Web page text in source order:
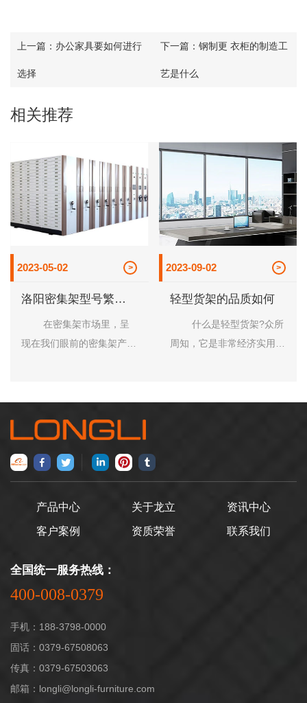
上一篇： 办公家具要如何进行
选择
下一篇： 钢制更 衣柜的制造工
艺是什么
相关推荐
2023-05-02
洛阳密集架型号繁
多，该如何选择呢
现在我们眼前的密集架产型
的好，什么样更适合我们，
几天，龙立办公家具小编就
教大家几个选择龙立密集架
的要点。 首先，我们
案密集架，会计密集架或者
其次，我们要根据我们的使
用空间及环境来选择，我们
轻便型的，还是承重高的。
再次，就是根据我们的
用途，来选择是架型的还是
柜型的，比如：档案，可以
2023-09-02
轻型货架的品质如何
周知，它是非常经济实用便
由二种构件：网片、立柱组
要关注货架的品质问题。那
产品中心 关于龙立 资讯中心
客户案例 资质荣誉 联系我们
全国统一服务热线：
400-008-0379
手机：188-3798-0000
固话：0379-67508063
传真：0379-67503063
邮箱：longli@longli-furniture.com